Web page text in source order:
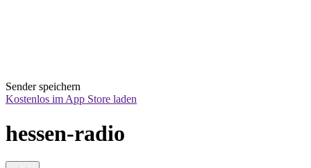
Sender speichern
Kostenlos im App Store laden
hessen-radio